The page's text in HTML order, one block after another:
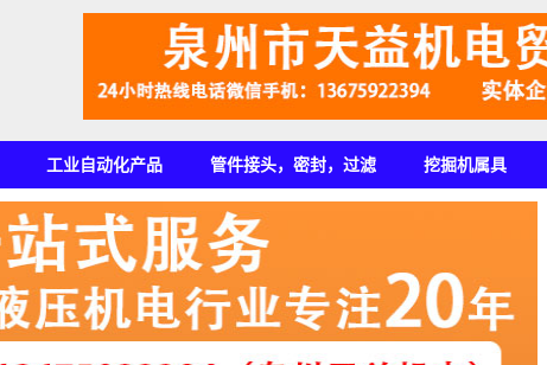
工业自动化产品 管件接头，密封，过滤 挖掘机属具